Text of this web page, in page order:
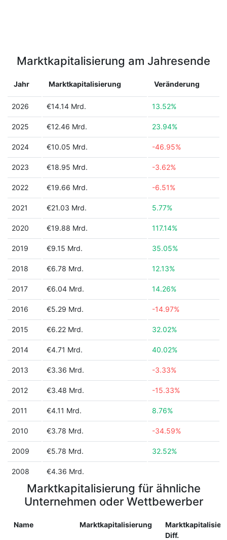
Marktkapitalisierung am Jahresende
Jahr Marktkapitalisierung Veränderung
2026 €14.14 Mrd. 13.52%
2025 €12.46 Mrd. 23.94%
2024 €10.05 Mrd. -46.95%
2023 €18.95 Mrd. -3.62%
2022 €19.66 Mrd. -6.51%
2021 €21.03 Mrd. 5.77%
2020 €19.88 Mrd. 117.14%
2019 €9.15 Mrd. 35.05%
2018 €6.78 Mrd. 12.13%
2017 €6.04 Mrd. 14.26%
2016 €5.29 Mrd. -14.97%
2015 €6.22 Mrd. 32.02%
2014 €4.71 Mrd. 40.02%
2013 €3.36 Mrd. -3.33%
2012 €3.48 Mrd. -15.33%
2011 €4.11 Mrd. 8.76%
2010 €3.78 Mrd. -34.59%
2009 €5.78 Mrd. 32.52%
2008 €4.36 Mrd.
Marktkapitalisierung für ähnliche
Unternehmen oder Wettbewerber
Name Marktkapitalisierung
Diff.